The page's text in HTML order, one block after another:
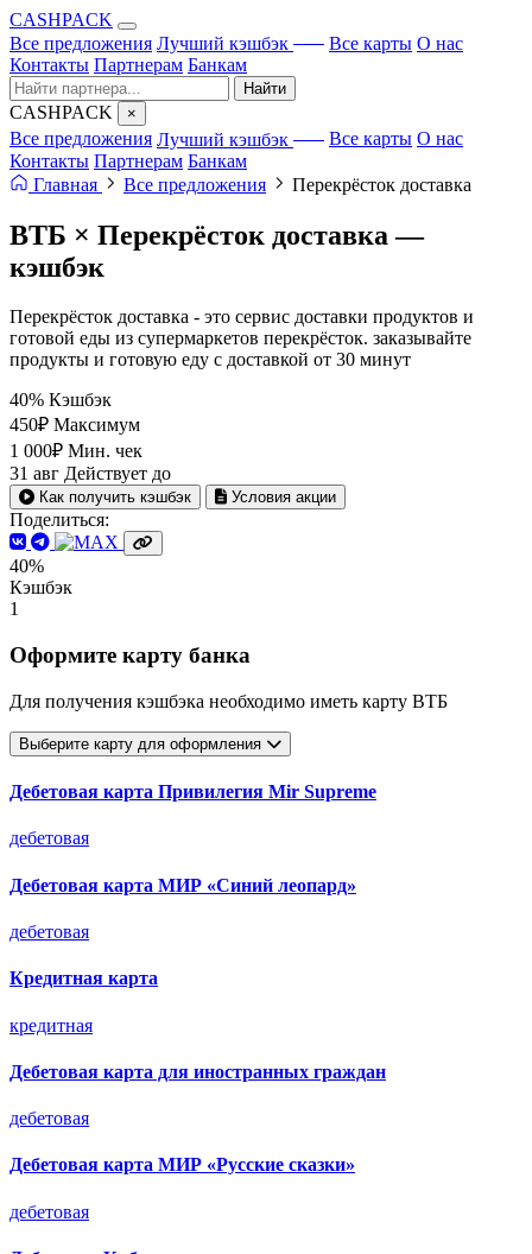
CASHPACK
Все предложения Лучший кэшбэк Все карты О нас
Контакты Партнерам Банкам
Найти
CASHPACK ×
Все предложения Лучший кэшбэк Все карты О нас
Контакты Партнерам Банкам
Главная
Все предложения Перекрёсток доставка
ВТБ × Перекрёсток доставка —
кэшбэк
Перекрёсток доставка - это сервис доставки продуктов и
готовой еды из супермаркетов перекрёсток. заказывайте
продукты и готовую еду с доставкой от 30 минут
40% Кэшбэк
450₽ Максимум
1 000₽ Мин. чек
31 авг Действует до
Как получить кэшбэк Условия акции
Поделиться:
40%
Кэшбэк
1
Оформите карту банка
Для получения кэшбэка необходимо иметь карту ВТБ
Выберите карту для оформления
Дебетовая карта Привилегия Mir Supreme
дебетовая
Дебетовая карта МИР «Синий леопард»
дебетовая
Кредитная карта
кредитная
Дебетовая карта для иностранных граждан
дебетовая
Дебетовая карта МИР «Русские сказки»
дебетовая